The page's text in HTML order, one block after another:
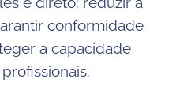
conformidade
a capacidade